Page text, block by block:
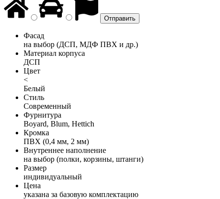
Фасад
на выбор (ДСП, МДФ ПВХ и др.)
Материал корпуса
ДСП
Цвет
<
Белый
Стиль
Современный
Фурнитура
Boyard, Blum, Hettich
Кромка
ПВХ (0,4 мм, 2 мм)
Внутреннее наполнение
на выбор (полки, корзины, штанги)
Размер
индивидуальный
Цена
указана за базовую комплектацию